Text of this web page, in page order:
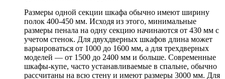
Размеры одной секции шкафа обычно имеют ширину
полок 400-450 мм. Исходя из этого, минимальные
размеры пенала на одну секцию начинаются от 430 мм с
учетом стенок. Для двухдверных шкафов длина может
варьироваться от 1000 до 1600 мм, а для трехдверных
моделей — от 1500 до 2400 мм и больше. Современные
шкафы-купе, часто устанавливаемые в спальне, обычно
рассчитаны на всю стену и имеют размеры 3000 мм. Для